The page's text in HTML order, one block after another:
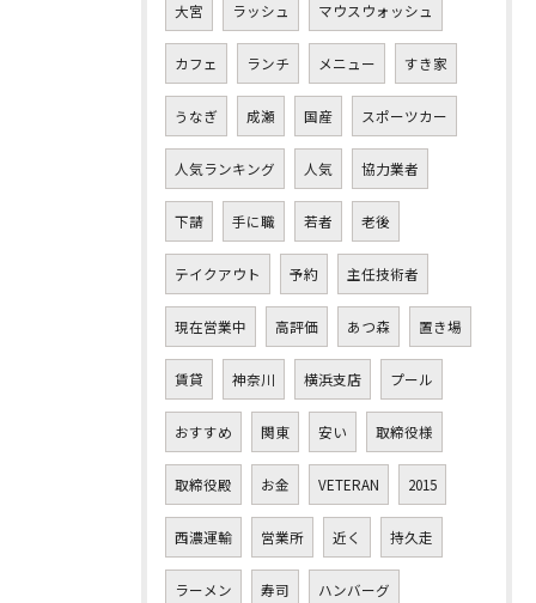
大宮 ラッシュ マウスウォッシュ
カフェ ランチ メニュー すき家
うなぎ 成瀬 国産 スポーツカー
人気ランキング 人気 協力業者
下請 手に職 若者 老後
テイクアウト 予約 主任技術者
現在営業中 高評価 あつ森 置き場
賃貸 神奈川 横浜支店 プール
おすすめ 関東 安い 取締役様
取締役殿 お金 VETERAN 2015
西濃運輸 営業所 近く 持久走
ラーメン 寿司 ハンバーグ